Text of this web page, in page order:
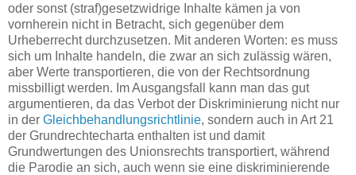
oder sonst (straf)gesetzwidrige Inhalte kämen ja von
vornherein nicht in Betracht, sich gegenüber dem
Urheberrecht durchzusetzen. Mit anderen Worten: es muss
sich um Inhalte handeln, die zwar an sich zulässig wären,
aber Werte transportieren, die von der Rechtsordnung
missbilligt werden. Im Ausgangsfall kann man das gut
argumentieren, da das Verbot der Diskriminierung nicht nur
in der Gleichbehandlungsrichtlinie, sondern auch in Art 21
der Grundrechtecharta enthalten ist und damit
Grundwertungen des Unionsrechts transportiert, während
die Parodie an sich, auch wenn sie eine diskriminierende